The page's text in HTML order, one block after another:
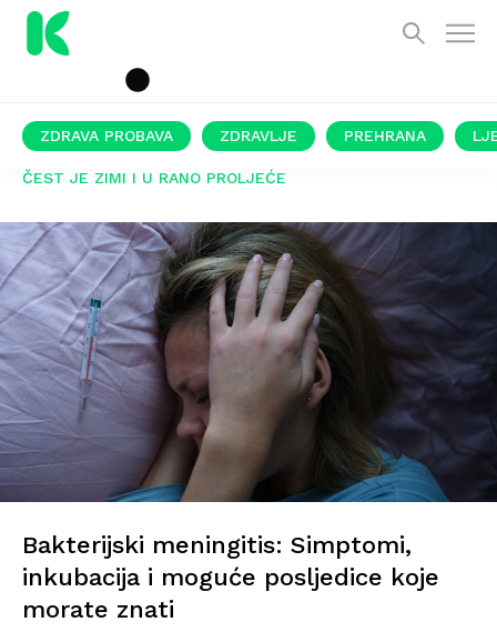
ZDRAVA PROBAVA ZDRAVLJE PREHRANA
ČEST JE ZIMI I U RANO PROLJEĆE
Bakterijski meningitis: Simptomi,
inkubacija i moguće posljedice koje
morate znati